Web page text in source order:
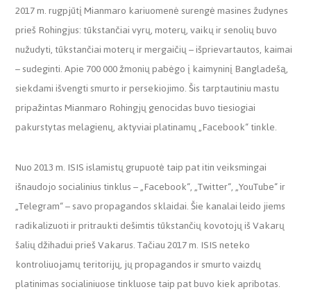
2017 m. rugpjūtį Mianmaro kariuomenė surengė masines žudynes
prieš Rohingjus: tūkstančiai vyrų, moterų, vaikų ir senolių buvo
nužudyti, tūkstančiai moterų ir mergaičių – išprievartautos, kaimai
– sudeginti. Apie 700 000 žmonių pabėgo į kaimyninį Bangladešą,
siekdami išvengti smurto ir persekiojimo. Šis tarptautiniu mastu
pripažintas Mianmaro Rohingjų genocidas buvo tiesiogiai
pakurstytas melagienų, aktyviai platinamų „Facebook“ tinkle.
Nuo 2013 m. ISIS islamistų grupuotė taip pat itin veiksmingai
išnaudojo socialinius tinklus – „Facebook“, „Twitter“, „YouTube“ ir
„Telegram“ – savo propagandos sklaidai. Šie kanalai leido jiems
radikalizuoti ir pritraukti dešimtis tūkstančių kovotojų iš Vakarų
šalių džihadui prieš Vakarus. Tačiau 2017 m. ISIS neteko
kontroliuojamų teritorijų, jų propagandos ir smurto vaizdų
platinimas socialiniuose tinkluose taip pat buvo kiek apribotas.